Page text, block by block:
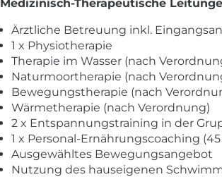
Medizinisch-Therapeutische
Ärztliche Betreuung inkl.
1 x Physiotherapie
Therapie im Wasser (nach
Naturmoortherapie (nach
Bewegungstherapie (nach
Wärmetherapie (nach Verordnung)
2 x Entspannungstraining in der
1 x Personal-Ernährungscoaching
Ausgewähltes Bewegungsangebot
Nutzung des hauseigenen